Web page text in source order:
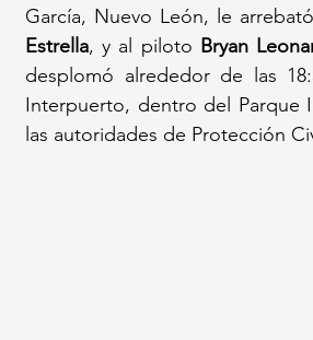
García, Nuevo León, le
Estrella, y al piloto Bryan
desplomó alrededor de las
Interpuerto, dentro del Parque
las autoridades de Protección